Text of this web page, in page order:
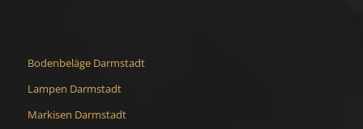
Bodenbeläge Darmstadt
Lampen Darmstadt
Markisen Darmstadt